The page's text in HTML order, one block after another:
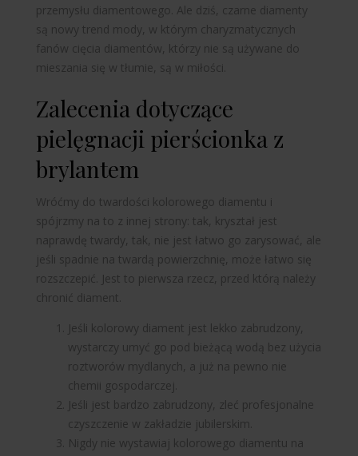
przemysłu diamentowego. Ale dziś, czarne diamenty
są nowy trend mody, w którym charyzmatycznych
fanów cięcia diamentów, którzy nie są używane do
mieszania się w tłumie, są w miłości.
Zalecenia dotyczące
pielęgnacji pierścionka z
brylantem
Wróćmy do twardości kolorowego diamentu i
spójrzmy na to z innej strony: tak, kryształ jest
naprawdę twardy, tak, nie jest łatwo go zarysować, ale
jeśli spadnie na twardą powierzchnię, może łatwo się
rozszczepić. Jest to pierwsza rzecz, przed którą należy
chronić diament.
Jeśli kolorowy diament jest lekko zabrudzony,
wystarczy umyć go pod bieżącą wodą bez użycia
roztworów mydlanych, a już na pewno nie
chemii gospodarczej.
Jeśli jest bardzo zabrudzony, zleć profesjonalne
czyszczenie w zakładzie jubilerskim.
Nigdy nie wystawiaj kolorowego diamentu na